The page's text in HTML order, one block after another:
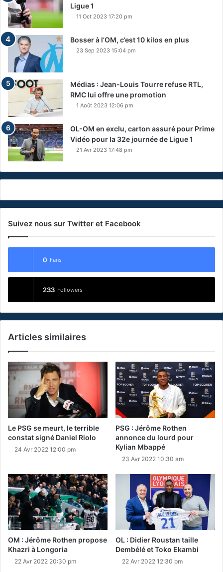
Ligue 1
11 Oct 2023 17:20 pm
Bosser à l’OM, c’est 10 kilos en plus
23 Sep 2023 15:04 pm
Médias : Jean-Louis Tourre refuse RTL,
RMC lui offre une promotion
1 Août 2023 12:06 pm
OL-OM en exclu, carton assuré pour Prime
Vidéo pour la 32e journée de Ligue 1
21 Avr 2023 17:48 pm
Suivez nous sur Twitter et Facebook
0 Fans
233 Followers
Articles similaires
Le PSG se meurt, le terrible
constat signé Daniel Riolo
24 Avr 2022 12:00 pm
PSG : Jérôme Rothen
annonce du lourd pour
Kylian Mbappé
23 Avr 2022 10:30 am
OM : Jérôme Rothen propose
Khazri à Longoria
22 Avr 2022 20:30 pm
OL : Didier Roustan taille
Dembélé et Toko Ekambi
22 Avr 2022 12:30 pm